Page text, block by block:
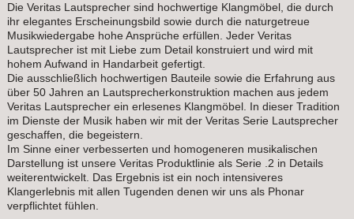
Die Veritas Lautsprecher sind hochwertige Klangmöbel, die durch
ihr elegantes Erscheinungsbild sowie durch die naturgetreue
Musikwiedergabe hohe Ansprüche erfüllen. Jeder Veritas
Lautsprecher ist mit Liebe zum Detail konstruiert und wird mit
hohem Aufwand in Handarbeit gefertigt.
Die ausschließlich hochwertigen Bauteile sowie die Erfahrung aus
über 50 Jahren an Lautsprecherkonstruktion machen aus jedem
Veritas Lautsprecher ein erlesenes Klangmöbel. In dieser Tradition
im Dienste der Musik haben wir mit der Veritas Serie Lautsprecher
geschaffen, die begeistern.
Im Sinne einer verbesserten und homogeneren musikalischen
Darstellung ist unsere Veritas Produktlinie als Serie .2 in Details
weiterentwickelt. Das Ergebnis ist ein noch intensiveres
Klangerlebnis mit allen Tugenden denen wir uns als Phonar
verpflichtet fühlen.